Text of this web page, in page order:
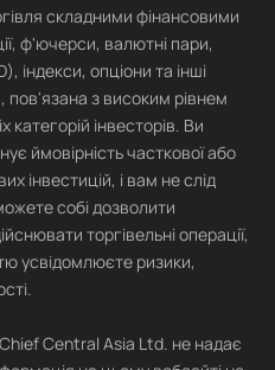
складними фінансовими
ф'ючерси, валютні пари,
індекси, опціони та інші
пов'язана з високим рівнем
категорій інвесторів. Ви
ймовірність часткової або
інвестицій, і вам не слід
собі дозволити
торгівельні операції,
усвідомлюєте ризики,
Central Asia Ltd. не надає